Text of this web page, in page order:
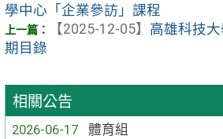
相關公告
2026-06-17
體育組
學中心「企業參訪」課程
【2025-12-05】 高雄科技
期目錄